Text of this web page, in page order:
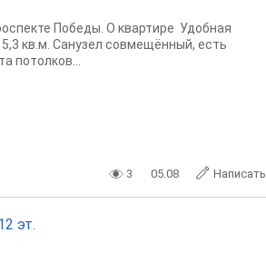
Победы. О квартире Удобная
кв.м. Санузел совмещённый, есть
потолков...
3 05.08 Написать
эт.